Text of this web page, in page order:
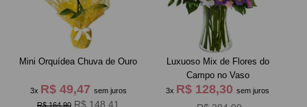
Mini Orquídea Chuva de Ouro
3x R$ 49,47 sem juros
R$ 164,90 R$ 148,41
Luxuoso Mix de Flores do
Campo no Vaso
3x R$ 128,30sem juros